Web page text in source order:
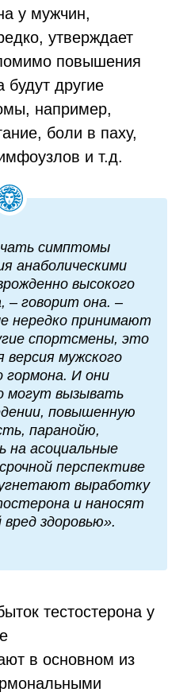
у мужчин,
утверждает
повышения
будут другие
например,
боли в паху,
и т.д.
симптомы
анаболическими
высокого
– говорит она. –
нередко принимают
спортсмены, это
версия мужского
гормона. И они
могут вызывать
повышенную
паранойю,
на асоциальные
перспективе
выработку
и наносят
здоровью».
тестостерона у
в основном из